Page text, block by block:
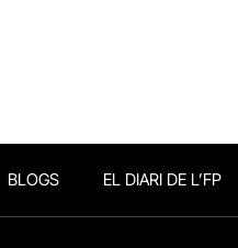
BLOGS EL DIARI DE L’FP